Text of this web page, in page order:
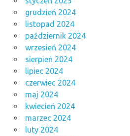
grudzień 2024
listopad 2024
październik 2024
wrzesień 2024
sierpień 2024
lipiec 2024
czerwiec 2024
maj 2024
kwiecień 2024
marzec 2024
luty 2024